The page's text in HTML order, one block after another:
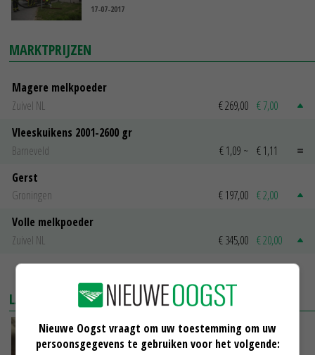
17-07-2017
MARKTPRIJZEN
Magere melkpoeder
Zuivel NL
€ 269,00 € 7,00
Vleeskuikens 2001-2600 gr
Barneveld
€ 1,09 ~ € 1,11
Gerst
Groningen
€ 197,00 € 2,00
Volle melkpoeder
Zuivel NL
€ 345,00 € 20,00
LAATSTE NIEUWS
‘Samenwerking A-ware en Amalthea gaat
zorgen voor meer balans’
Nieuwe Oogst vraagt om uw toestemming om uw
persoonsgegevens te gebruiken voor het volgende: